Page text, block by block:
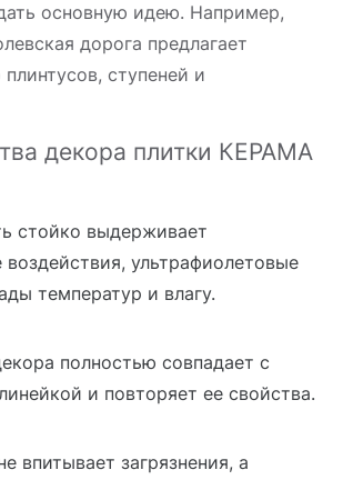
основную идею. Например,
дорога предлагает
ступеней и
декора плитки КЕРАМА
стойко выдерживает
воздействия, ультрафиолетовые
температур и влагу.
полностью совпадает с
и повторяет ее свойства.
впитывает загрязнения, а